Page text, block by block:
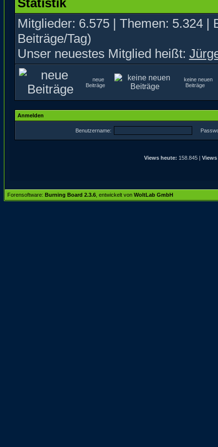
Statistik
Mitglieder: 6.575 | Themen: 5.324 |
Beiträge/Tag)
Unser neuestes Mitglied heißt:
neue
Beiträge
keine neuen
Beiträge
Anmelden
Benutzername:
Views heute: 158.845 |
Forensoftware: Burning Board 2.3.6 , entwickelt von WoltLab GmbH